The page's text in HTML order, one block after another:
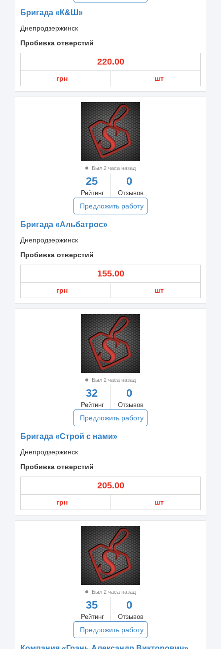
Бригада «К&Ш»
Днепродзержинск
Пробивка отверстий
220.00
грн шт
Был 2 часа назад
25
Рейтинг
0
Отзывов
Предложить работу
Бригада «Альбатрос»
Днепродзержинск
Пробивка отверстий
155.00
грн шт
Был 2 часа назад
32
Рейтинг
0
Отзывов
Предложить работу
Бригада «Строй с нами»
Днепродзержинск
Пробивка отверстий
205.00
грн шт
Был 2 часа назад
35
Рейтинг
0
Отзывов
Предложить работу